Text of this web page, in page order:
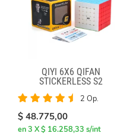
QIYI 6X6 QIFAN
STICKERLESS S2
2 Op.
$ 48.775,00
en 3 X $ 16.258,33 s/int